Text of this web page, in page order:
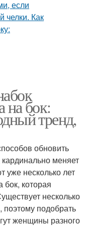
на бок:
тренд,
обновить
меняет
уже несколько лет
бок, которая
несколько
поэтому подобрать
женщины разного